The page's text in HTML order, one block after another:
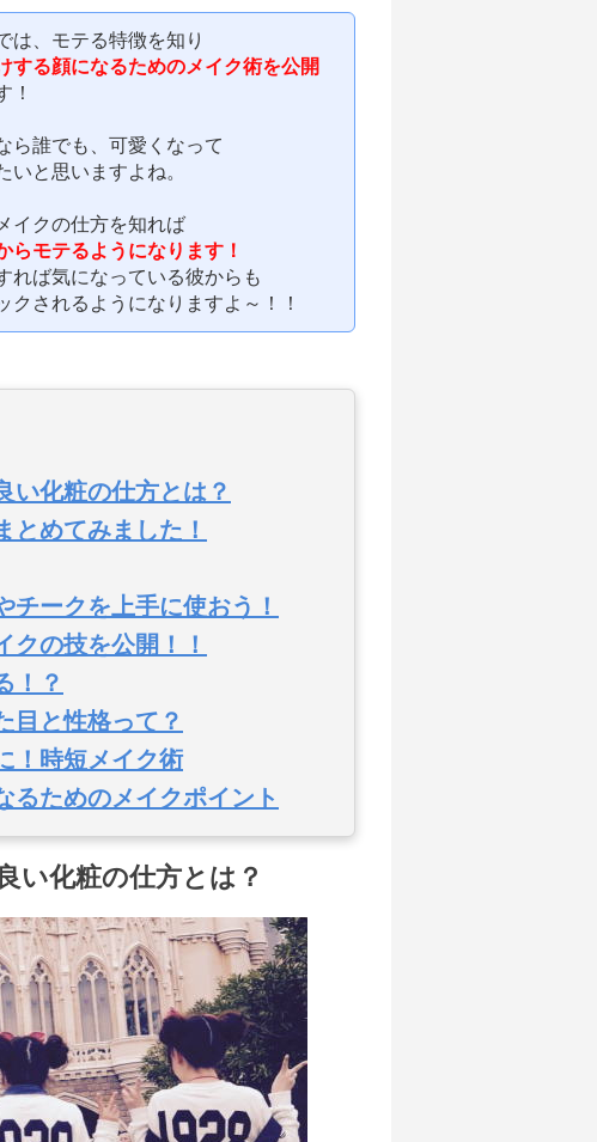
は、モテる特徴を知り
する顔になるためのメイク術を公開
！
ら誰でも、可愛くなって
いと思いますよね。
イクの仕方を知れば
らモテるようになります！
れば気になっている彼からも
クされるようになりますよ～！！
い化粧の仕方とは？
とめてみました！
チークを上手に使おう！
クの技を公開！！
！？
目と性格って？
！時短メイク術
るためのメイクポイント
い化粧の仕方とは？